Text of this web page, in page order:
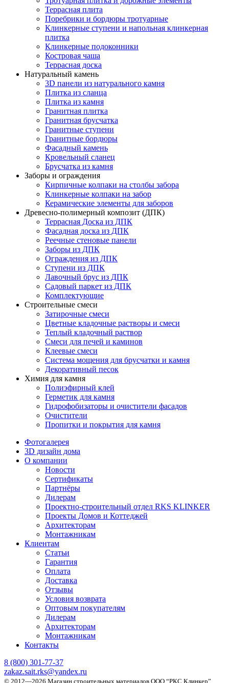
Террасная плита
Поребрики и бордюры тротуарные
Клинкерные ступени и напольная клинкерная
плитка
Клинкерные подоконники
Костровая чаша
Террасная доска
Натуральный камень
3D панели из натурального камня
Плитка из сланца
Плитка из камня
Гранитная плитка
Гранитная брусчатка
Гранитные ступени
Гранитные бордюры
Фасадный камень
Кровельный сланец
Брусчатка из камня
Заборы и ограждения
Кирпичные колпаки на столбы забора
Клинкерные колпаки на забор
Керамические элементы для заборов
Древесно-полимерный композит (ДПК)
Террасная Доска из ДПК
Фасадная доска из ДПК
Реечные стеновые панели
Заборы из ДПК
Ограждения из ДПК
Ступени из ДПК
Лавочный брус из ДПК
Садовый паркет из ДПК
Комплектующие
Строительные смеси
Затирочные смеси
Цветные кладочные растворы и смеси
Теплый кладочный раствор
Смеси для печей и каминов
Клеевые смеси
Система мощения для брусчатки и камня
Декоративный песок
Химия для камня
Полиэфирный клей
Герметик для камня
Гидрофобизаторы и очистители фасадов
Очистители
Пропитки и покрытия для камня
Фотогалерея
3D дизайн дома
О компании
Новости
Сертификаты
Партнёры
Дилерам
Проектно-строительный отдел RKS KLINKER
Проекты Домов и Коттеджей
Архитекторам
Монтажникам
Клиентам
Статьи
Гарантия
Оплата
Доставка
Отзывы
Условия возврата
Оптовым покупателям
Дилерам
Архитекторам
Монтажникам
Контакты
8 (800) 301-77-37
zakaz.sait.rks@yandex.ru
© 2012—2026 Магазин строительных материалов ООО “РКС Клинкер”